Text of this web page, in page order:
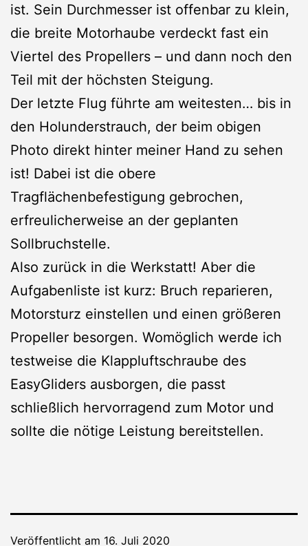
ist. Sein Durchmesser ist offenbar zu klein,
die breite Motorhaube verdeckt fast ein
Viertel des Propellers – und dann noch den
Teil mit der höchsten Steigung.
Der letzte Flug führte am weitesten… bis in
den Holunderstrauch, der beim obigen
Photo direkt hinter meiner Hand zu sehen
ist! Dabei ist die obere
Tragflächenbefestigung gebrochen,
erfreulicherweise an der geplanten
Sollbruchstelle.
Also zurück in die Werkstatt! Aber die
Aufgabenliste ist kurz: Bruch reparieren,
Motorsturz einstellen und einen größeren
Propeller besorgen. Womöglich werde ich
testweise die Klappluftschraube des
EasyGliders ausborgen, die passt
schließlich hervorragend zum Motor und
sollte die nötige Leistung bereitstellen.
Veröffentlicht am 16. Juli 2020